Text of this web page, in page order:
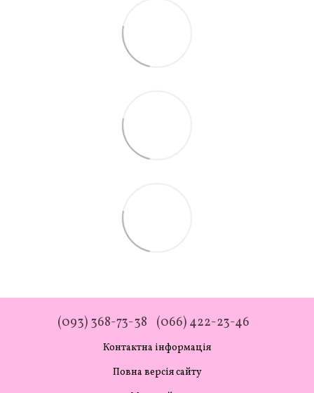
(093) 368-73-38 (066) 422-23-46
Контактна інформація
Повна версія сайту